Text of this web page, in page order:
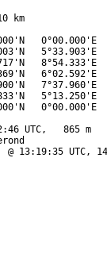
km
0°00.000'E
5°33.903'E
8°54.333'E
6°02.592'E
7°37.960'E
5°13.250'E
0°00.000'E
UTC,   865 m
@ 13:19:35 UTC,